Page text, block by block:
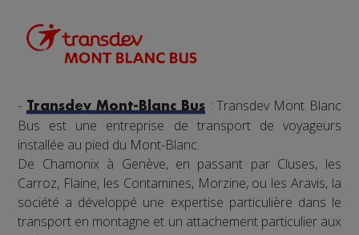
- Transdev Mont-Blanc Bus : Transdev Mont Blanc
Bus est une entreprise de transport de voyageurs
installée au pied du Mont-Blanc.
De Chamonix à Genève, en passant par Cluses, les
Carroz, Flaine, les Contamines, Morzine, ou les Aravis, la
société a développé une expertise particulière dans le
transport en montagne et un attachement particulier aux